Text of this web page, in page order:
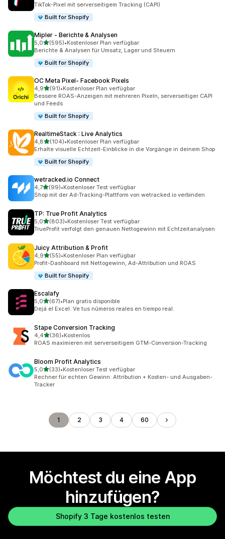
TikTok-Pixel mit serverseitigem Tracking (CAPI)
Built for Shopify
Mipler ‑ Berichte & Analysen
5,0von 5 Sternen
(595)
595 Rezensionen insgesamt
•Kostenloser Plan verfügbar
Berichte & Analysen für Umsatz, Lager und Steuern
Built for Shopify
OC Meta Pixel‑ Facebook Pixels
4,9von 5 Sternen
(91)
91 Rezensionen insgesamt
•Kostenloser Plan verfügbar
Bessere ROAS-Anzeigen mit mehreren Pixeln, serverseitiger CAPI
und Feeds
Built for Shopify
RealtimeStack : Live Analytics
4,8von 5 Sternen
(104)
104 Rezensionen insgesamt
•Kostenloser Plan verfügbar
Erhalte visuelle Echtzeit-Einblicke in die Vorgänge in deinem Shop
Built for Shopify
wetracked.io Connect
4,7von 5 Sternen
(99)
99 Rezensionen insgesamt
•Kostenloser Test verfügbar
Shop mit der Ad-Tracking-Plattform von wetracked.io verbinden
TP: True Profit Analytics
5,0von 5 Sternen
(803)
803 Rezensionen insgesamt
•Kostenloser Test verfügbar
TrueProfit verfolgt den genauen Nettogewinn mit Echtzeitanalysen
Juicy Attribution & Profit
4,9von 5 Sternen
(55)
55 Rezensionen insgesamt
•Kostenloser Plan verfügbar
Profit-Dashboard mit Nettogewinn, Ad-Attribution und ROAS
Built for Shopify
Escalafy
5,0von 5 Sternen
(67)
67 Rezensionen insgesamt
•Plan gratis disponible
Dejá el Excel. Ve tus números reales en tiempo real.
Stape Conversion Tracking
4,4von 5 Sternen
(36)
36 Rezensionen insgesamt
•Kostenlos
ROAS maximieren mit serverseitigem GTM-Conversion-Tracking
Bloom Profit Analytics
5,0von 5 Sternen
(33)
33 Rezensionen insgesamt
•Kostenloser Test verfügbar
Rechner für echten Gewinn: Attribution + Kosten- und Ausgaben-
Tracker
1 2 3 4 60
Möchtest du eine App
hinzufügen?
Shopify 3 Tage kostenlos testen